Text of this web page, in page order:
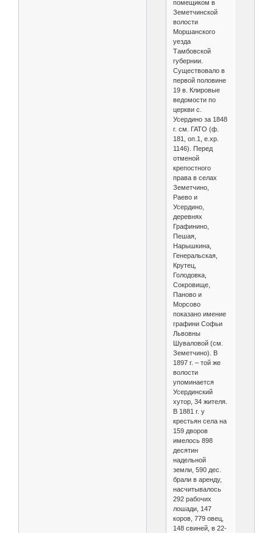
помещиком в
Земетчинской
волости
Моршанского
уезда
Тамбовской
губернии.
Существовало в
первой половине
19 в. Клировые
ведомости по
церкви с.
Усердино за 1848
г. см. ГАТО (ф.
181, оп.1, е.хр.
1146). Перед
отменой
крепостного
права в селах
Земетчино,
Раево и
Усердино,
деревнях
Графинино,
Пешая,
Нарышкина,
Генеральская,
Крутец,
Голодовка,
Сокровище,
Паново и
Морсово
показано имение
графини Софьи
Львовны
Шуваловой (см.
Земетчино). В
1897 г. – той же
волости
упоминается
Усердинский
хутор, 34 жителя.
В 1881 г. у
крестьян села на
159 дворов
имелось 898
десятин
надельной
земли, 590 дес.
брали в аренду,
насчитывалось
292 рабочих
лошади, 147
коров, 779 овец,
148 свиней, в 22-